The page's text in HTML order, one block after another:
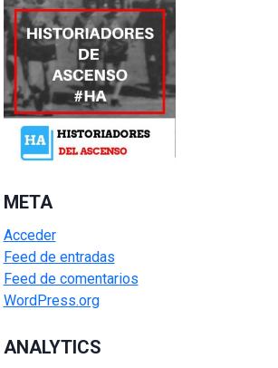
META
Acceder
Feed de entradas
Feed de comentarios
WordPress.org
ANALYTICS